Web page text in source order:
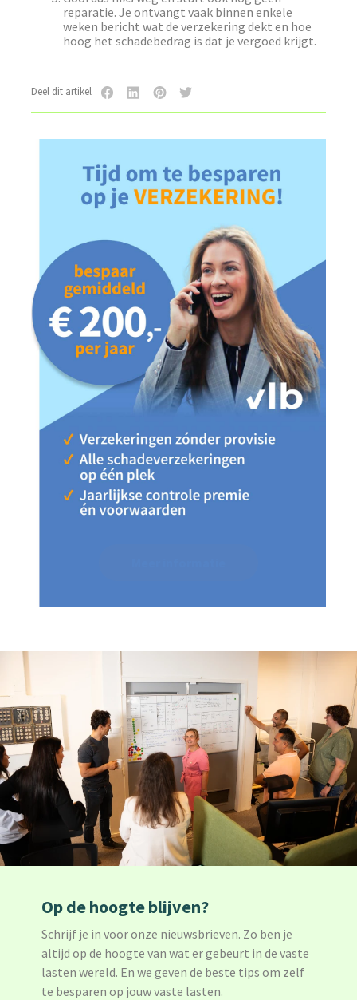
reparatie. Je ontvangt vaak binnen enkele
weken bericht wat de verzekering dekt en hoe
hoog het schadebedrag is dat je vergoed krijgt.
Deel dit artikel
Op de hoogte blijven?
Schrijf je in voor onze nieuwsbrieven. Zo ben je
altijd op de hoogte van wat er gebeurt in de vaste
lasten wereld. En we geven de beste tips om zelf
te besparen op jouw vaste lasten.